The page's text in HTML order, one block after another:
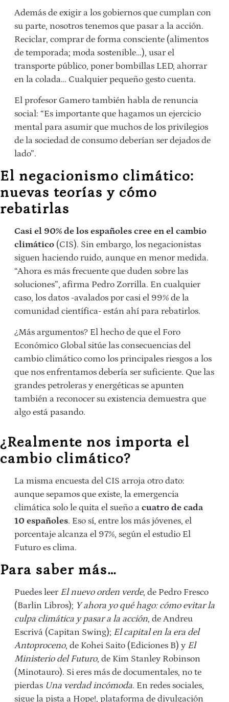
Además de exigir a los gobiernos que cumplan con
su parte, nosotros tenemos que pasar a la acción.
Reciclar, comprar de forma consciente (alimentos
de temporada; moda sostenible…), usar el
transporte público, poner bombillas LED, ahorrar
en la colada… Cualquier pequeño gesto cuenta.
El profesor Gamero también habla de renuncia
social: “Es importante que hagamos un ejercicio
mental para asumir que muchos de los privilegios
de la sociedad de consumo deberían ser dejados de
lado”.
El negacionismo climático:
nuevas teorías y cómo
rebatirlas
Casi el 90% de los españoles cree en el cambio
climático (CIS). Sin embargo, los negacionistas
siguen haciendo ruido, aunque en menor medida.
“Ahora es más frecuente que duden sobre las
soluciones”, afirma Pedro Zorrilla. En cualquier
caso, los datos -avalados por casi el 99% de la
comunidad científica- están ahí para rebatirlos.
¿Más argumentos? El hecho de que el Foro
Económico Global sitúe las consecuencias del
cambio climático como los principales riesgos a los
que nos enfrentamos debería ser suficiente. Que las
grandes petroleras y energéticas se apunten
también a reconocer su existencia demuestra que
algo está pasando.
¿Realmente nos importa el
cambio climático?
La misma encuesta del CIS arroja otro dato:
aunque sepamos que existe, la emergencia
climática solo le quita el sueño a cuatro de cada
10 españoles. Eso sí, entre los más jóvenes, el
porcentaje alcanza el 97%, según el estudio El
Futuro es clima.
Para saber más…
Puedes leer El nuevo orden verde, de Pedro Fresco
(Barlin Libros); Y ahora yo qué hago: cómo evitar la
culpa climática y pasar a la acción, de Andreu
Escrivá (Capitan Swing); El capital en la era del
Antoproceno, de Kohei Saito (Ediciones B) y El
Ministerio del Futuro, de Kim Stanley Robinson
(Minotauro). Si eres más de documentales, no te
pierdas Una verdad incómoda. En redes sociales,
sigue la pista a Hope!, plataforma de divulgación